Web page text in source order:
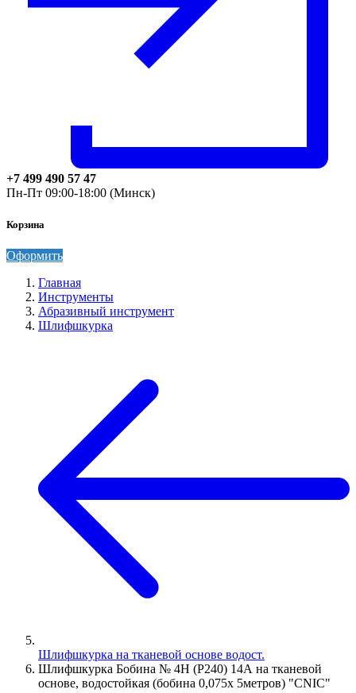
+7 499 490 57 47
Пн-Пт 09:00-18:00 (Минск)
Корзина
Оформить
Главная
Инструменты
Абразивный инструмент
Шлифшкурка
Шлифшкурка на тканевой основе водост.
Шлифшкурка Бобина № 4Н (P240) 14А на тканевой
основе, водостойкая (бобина 0,075х 5метров) "CNIC"